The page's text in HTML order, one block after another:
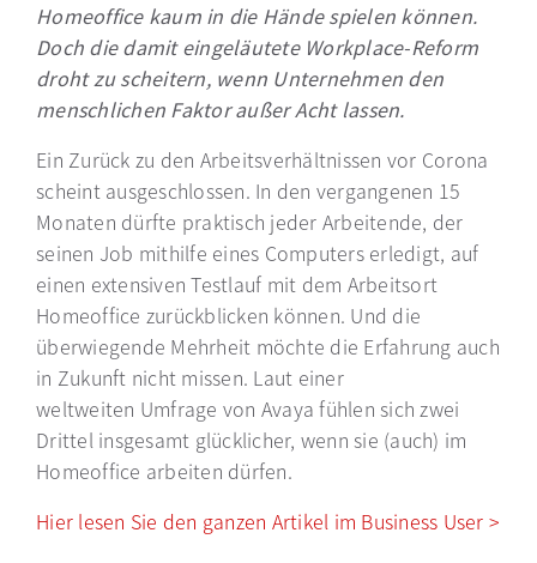
Homeoffice kaum in die Hände spielen können.
Doch die damit eingeläutete Workplace-Reform
droht zu scheitern, wenn Unternehmen den
menschlichen Faktor außer Acht lassen.
Ein Zurück zu den Arbeitsverhältnissen vor Corona
scheint ausgeschlossen. In den vergangenen 15
Monaten dürfte praktisch jeder Arbeitende, der
seinen Job mithilfe eines Computers erledigt, auf
einen extensiven Testlauf mit dem Arbeitsort
Homeoffice zurückblicken können. Und die
überwiegende Mehrheit möchte die Erfahrung auch
in Zukunft nicht missen. Laut einer
weltweiten Umfrage von Avaya fühlen sich zwei
Drittel insgesamt glücklicher, wenn sie (auch) im
Homeoffice arbeiten dürfen.
Hier lesen Sie den ganzen Artikel im Business User >